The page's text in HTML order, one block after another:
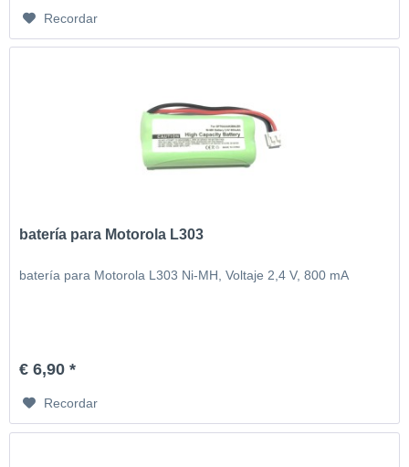
Recordar
batería para Motorola L303
batería para Motorola L303 Ni-MH, Voltaje 2,4 V, 800 mA
€ 6,90 *
Recordar